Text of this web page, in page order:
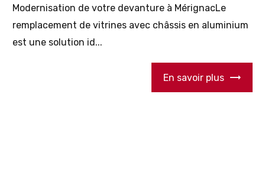
Modernisation de votre devanture à MérignacLe
remplacement de vitrines avec châssis en aluminium
est une solution id...
En savoir plus